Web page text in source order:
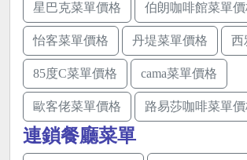
星巴克菜單價格 伯朗咖啡館菜單價
怡客菜單價格 丹堤菜單價格 西
85度C菜單價格 cama菜單價格
歐客佬菜單價格 路易莎咖啡菜單
連鎖餐廳菜單